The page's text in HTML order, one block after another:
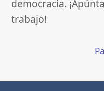
democracia.
trabajo!